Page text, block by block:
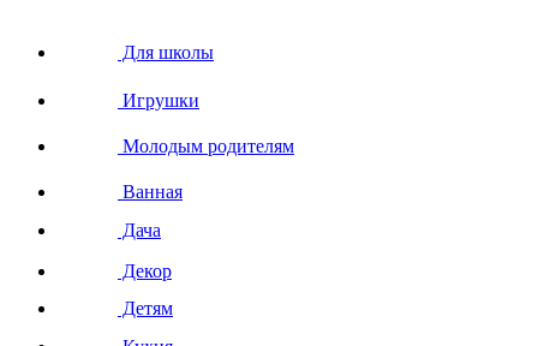
Для школы
Игрушки
Молодым родителям
Ванная
Дача
Декор
Детям